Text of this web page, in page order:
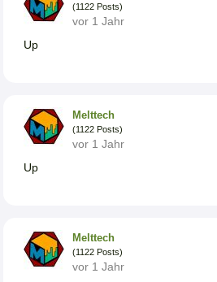
(1122 Posts)
vor 1 Jahr
Up
Melttech
(1122 Posts)
vor 1 Jahr
Up
Melttech
(1122 Posts)
vor 1 Jahr